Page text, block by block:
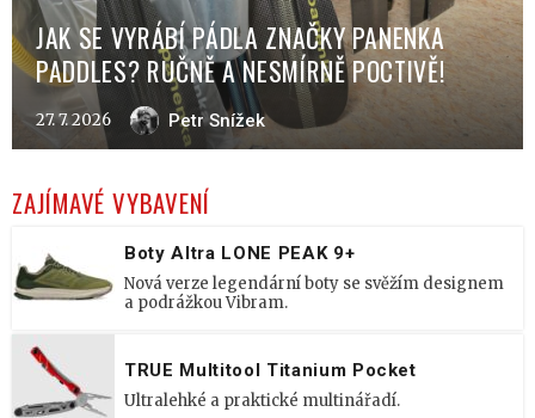
JAK SE VYRÁBÍ PÁDLA ZNAČKY PANENKA
PADDLES? RUČNĚ A NESMÍRNĚ POCTIVĚ!
27. 7. 2026 Petr Snížek
ZAJÍMAVÉ VYBAVENÍ
Boty Altra LONE PEAK 9+
Nová verze legendární boty se svěžím designem
a podrážkou Vibram.
TRUE Multitool Titanium Pocket
Ultralehké a praktické multinářadí.